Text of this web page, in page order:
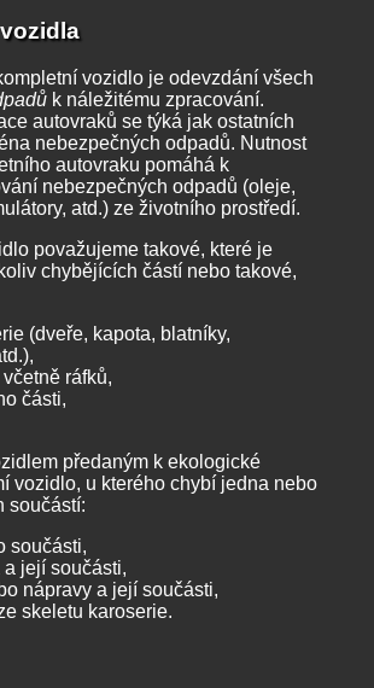
vozidlo je odevzdání všech
k náležitému zpracování.
autovraků se týká jak ostatních
nebezpečných odpadů. Nutnost
autovraku pomáhá k
nebezpečných odpadů (oleje,
atd.) ze životního prostředí.
považujeme takové, které je
chybějících částí nebo takové,
(dveře, kapota, blatníky,
ráfků,
části,
předaným k ekologické
vozidlo, u kterého chybí jedna nebo
součástí:
součásti,
její součásti,
nápravy a její součásti,
skeletu karoserie.